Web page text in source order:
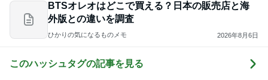
BTSオレオはどこで買える？日本の販売店と海
外版との違いを調査
ひかりの気になるものメモ 2026年8月6日
このハッシュタグの記事を見る